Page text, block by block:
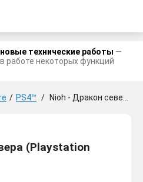
технические работы —
работе некоторых функций
/ PS4™ / Nioh - Дракон севера
(Playstation